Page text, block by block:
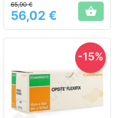
flexible de la peau
Prix
65,90 €
56,02 € 
-15%